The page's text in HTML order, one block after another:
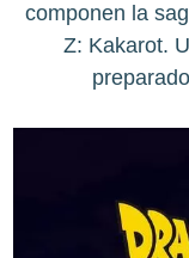
componen la
Z: Kakarot.